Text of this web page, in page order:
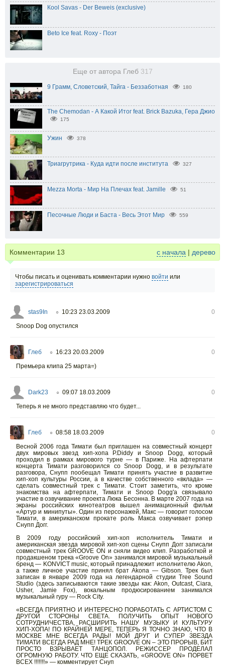
Кool Savas - Der Beweis (exclusive)
Beto Ice feat. Roxy - Поэт
Еще от автора Глеб 317
9 Грамм, Словетский, Тайга - Беззаботная 180
The Chemodan - А Какой Итог feat. Brick Bazuka, Гера Джио
175
Ужин 378
Триагрутрика - Куда идти после института 327
Mezza Morta - Мир На Плечах feat. Jamille 51
Песочные Люди и Баста - Весь Этот Мир 559
Комментарии 13 с начала | дерево
Чтобы писать и оценивать комментарии нужно войти или
зарегистрироваться
stas9In ○ 10:23 23.03.2009
0
Snoop Dog опустился
Глеб ○ 16:23 20.03.2009
0
Премьера клипа 25 марта=)
Dark23 ○ 09:07 18.03.2009
0
Теперь я не много представляю что будет...
Глеб ○ 08:58 18.03.2009
0
Весной 2006 года Тимати был приглашен на совместный концерт
двух мировых звезд хип-хопа P.Diddy и Snoop Dogg, который
проходил в рамках мирового турне — в Париже. На афтерпати
концерта Тимати разговорился со Snoop Dogg, и в результате
разговора, Снупп пообещал Тимати принять участие в развитие
хип-хоп культуры России, а в качестве собственного «вклада» —
сделать совместный трек с Тимати. Стоит заметить, что кроме
знакомства на афтерпати, Тимати и Snoop Dogg'a связывало
участие в озвучивание проекта Люка Бесонна. В марте 2007 года на
экраны российских кинотеатров вышел анимационный фильм
«Артур и минипуты». Один из персонажей, Макс — говорит голосом
Тимати, в американском прокате роль Макса озвучивает рэпер
Снупп Догг.
В 2009 году российский хип-хоп исполнитель Тимати и
американская звезда мировой хип-хоп сцены Снупп Догг записали
совместный трек GROOVE ON и сняли видео клип. Разработкой и
продакшеном трека «Groove On» занимался мировой музыкальный
бренд — KONVICT music, который принадлежит исполнителю Akon,
а также личное участие принял брат Akona — Gibson. Трек был
записан в январе 2009 года на легендарной студии Tree Sound
Studio (здесь записываются такие звезды как: Akon, Outcast, Ciara,
Usher, Jamie Fox), вокальным продюсированием занимался
музыкальный гуру — Rock City.
«ВСЕГДА ПРИЯТНО И ИНТЕРЕСНО ПОРАБОТАТЬ С АРТИСТОМ С
ДРУГОЙ СТОРОНЫ СВЕТА. ПОЛУЧИТЬ ОПЫТ НОВОГО
СОТРУДНИЧЕСТВА, РАСШИРИТЬ НАШУ МУЗЫКУ И КУЛЬТУРУ
ХИП-ХОПА! ПО КРАЙНЕЙ МЕРЕ, ТЕПЕРЬ Я ТОЧНО ЗНАЮ, ЧТО В
МОСКВЕ МНЕ ВСЕГДА РАДЫ! МОЙ ДРУГ И СУПЕР ЗВЕЗДА
ТИМАТИ ВСЕГДА РАД МНЕ! ТРЕК GROOVE ON – ЭТО ПРОРЫВ, БИТ
ПРОСТО ВЗРЫВАЕТ ТАНЦОПОЛ. РЕЖИССЕР ПРОДЕЛАЛ
ОГРОМНУЮ РАБОТУ. ЧТО ЕЩЕ СКАЗАТЬ, «GROOVE ON» ПОРВЕТ
ВСЕХ !!!!!!!» — комментирует Снуп